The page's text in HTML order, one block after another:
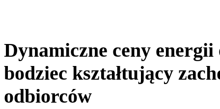
Dynamiczne ceny
bodziec kształtujący
odbiorców